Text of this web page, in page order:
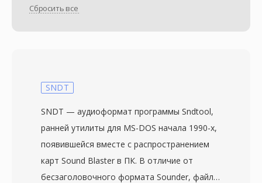
Сбросить все
SNDT
SNDT — аудиоформат программы Sndtool,
ранней утилиты для MS-DOS начала 1990-х,
появившейся вместе с распространением
карт Sound Blaster в ПК. В отличие от
бесзаголовочного формата Sounder, файлы